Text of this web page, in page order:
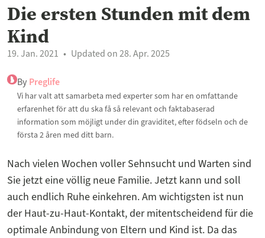
Die ersten Stunden mit dem
Kind
19. Jan. 2021 Updated on 28. Apr. 2025
By Preglife
Vi har valt att samarbeta med experter som har en omfattande
erfarenhet för att du ska få så relevant och faktabaserad
information som möjligt under din graviditet, efter födseln och de
första 2 åren med ditt barn.
Nach vielen Wochen voller Sehnsucht und Warten sind
Sie jetzt eine völlig neue Familie. Jetzt kann und soll
auch endlich Ruhe einkehren. Am wichtigsten ist nun
der Haut-zu-Haut-Kontakt, der mitentscheidend für die
optimale Anbindung von Eltern und Kind ist. Da das